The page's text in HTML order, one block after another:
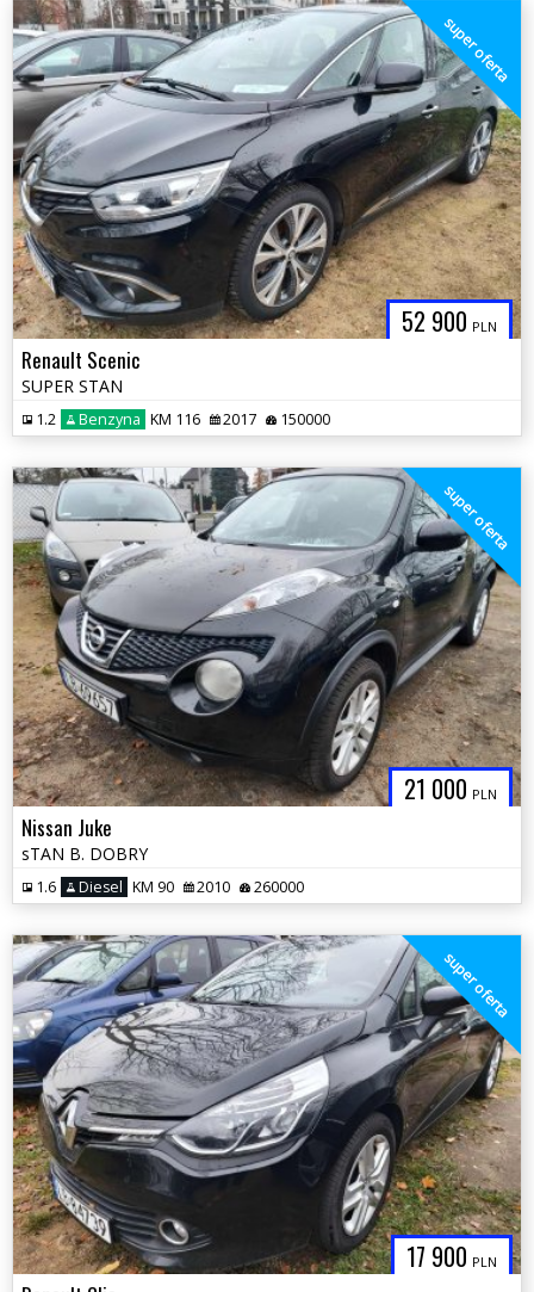
52 900 PLN
super oferta
Renault Scenic
SUPER STAN
1.2 Benzyna KM 116 2017 150000
21 000 PLN
super oferta
Nissan Juke
sTAN B. DOBRY
1.6 Diesel KM 90 2010 260000
17 900 PLN
super oferta